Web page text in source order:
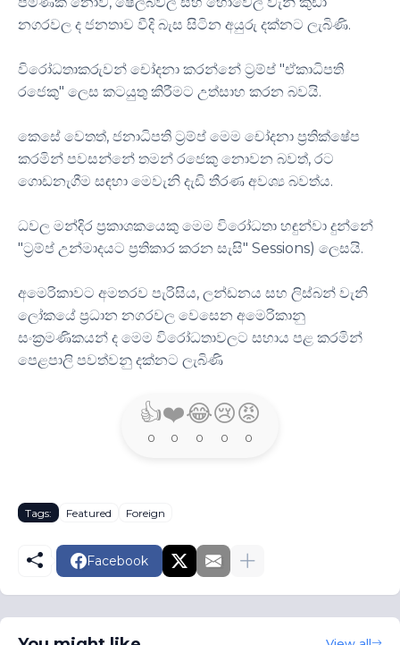
නගරවල ද ජනතාව වීදි බැස සිටින අයුරු දක්නට ලැබිණි.
විරෝධතාකරුවන් චෝදනා කරන්නේ ට්‍රම්ප් "ඒකාධිපති
රජෙකු" ලෙස කටයුතු කිරීමට උත්සාහ කරන බවයි.
කෙසේ වෙතත්, ජනාධිපති ට්‍රම්ප් මෙම චෝදනා ප්‍රතික්ෂේප
කරමින් පවසන්නේ තමන් රජෙකු නොවන බවත්, රට
ගොඩනැගීම සඳහා මෙවැනි දැඩි තීරණ අවශ්‍ය බවත්ය.
ධවල මන්දිර ප්‍රකාශකයෙකු මෙම විරෝධතා හඳුන්වා දුන්නේ
"ට්‍රම්ප් උන්මාදයට ප්‍රතිකාර කරන සැසි" Sessions) ලෙසයි.
අමෙරිකාවට අමතරව පැරිසිය, ලන්ඩනය සහ ලිස්බන් වැනි
ලෝකයේ ප්‍රධාන නගරවල වෙසෙන අමෙරිකානු
සංක්‍රමණිකයන් ද මෙම විරෝධතාවලට සහාය පළ කරමින්
පෙළපාලි පවත්වනු දක්නට ලැබිණි
👍
0
❤️
0
😂
0
😢
0
😡
0
Tags: Featured Foreign
Facebook